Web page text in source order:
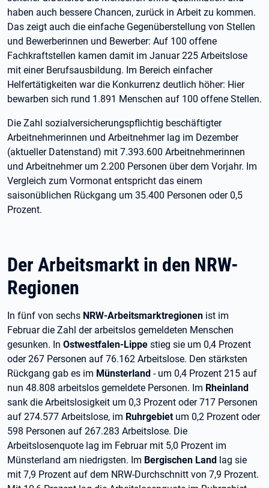
haben auch bessere Chancen, zurück in Arbeit zu kommen.
Das zeigt auch die einfache Gegenüberstellung von Stellen
und Bewerberinnen und Bewerber: Auf 100 offene
Fachkraftstellen kamen damit im Januar 225 Arbeitslose
mit einer Berufsausbildung. Im Bereich einfacher
Helfertätigkeiten war die Konkurrenz deutlich höher: Hier
bewarben sich rund 1.891 Menschen auf 100 offene Stellen.
Die Zahl sozialversicherungspflichtig beschäftigter
Arbeitnehmerinnen und Arbeitnehmer lag im Dezember
(aktueller Datenstand) mit 7.393.600 Arbeitnehmerinnen
und Arbeitnehmer um 2.200 Personen über dem Vorjahr. Im
Vergleich zum Vormonat entspricht das einem
saisonüblichen Rückgang um 35.400 Personen oder 0,5
Prozent.
Der Arbeitsmarkt in den NRW-
Regionen
In fünf von sechs NRW-Arbeitsmarktregionen ist im
Februar die Zahl der arbeitslos gemeldeten Menschen
gesunken. In Ostwestfalen-Lippe stieg sie um 0,4 Prozent
oder 267 Personen auf 76.162 Arbeitslose. Den stärksten
Rückgang gab es im Münsterland - um 0,4 Prozent 215 auf
nun 48.808 arbeitslos gemeldete Personen. Im Rheinland
sank die Arbeitslosigkeit um 0,3 Prozent oder 717 Personen
auf 274.577 Arbeitslose, im Ruhrgebietum 0,2 Prozent oder
598 Personen auf 267.283 Arbeitslose. Die
Arbeitslosenquote lag im Februar mit 5,0 Prozent im
Münsterland am niedrigsten. Im Bergischen Land lag sie
mit 7,9 Prozent auf dem NRW-Durchschnitt von 7,9 Prozent.